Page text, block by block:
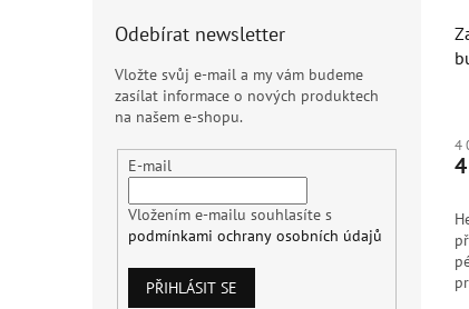
Odebírat newsletter
Vložte svůj e-mail a my vám budeme
zasílat informace o nových produktech
na našem e-shopu.
E-mail
Vložením e-mailu souhlasíte s
podmínkami ochrany osobních údajů
PŘIHLÁSIT SE
4